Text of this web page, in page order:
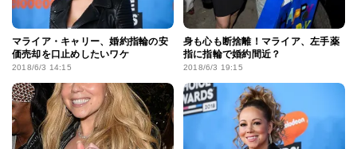
マライア・キャリー、婚約指輪の安
価売却を口止めしたいワケ
2018/6/3 14:15
身も心も断捨離！マライア、左手薬
指に指輪で婚約間近？
2018/6/3 19:15